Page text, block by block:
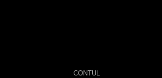
CONTUL